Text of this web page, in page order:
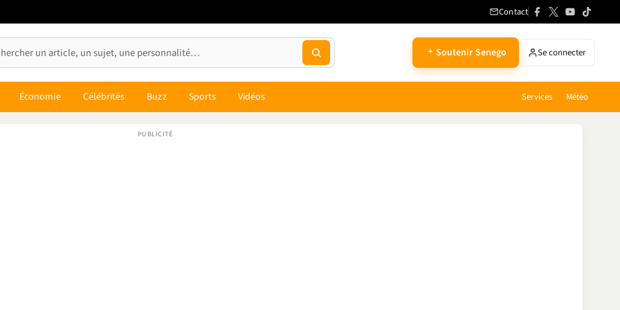
Contact
Soutenir Senego Se connecter
Économie Célébrités Buzz Sports Vidéos Services Météo